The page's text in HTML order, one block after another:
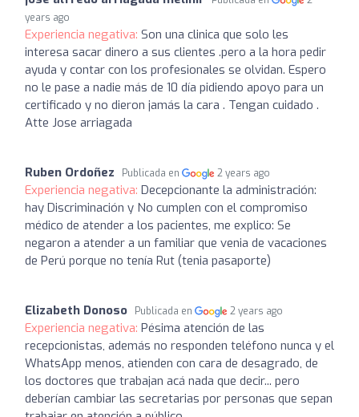
years ago
Experiencia negativa: Son una clinica que solo les
interesa sacar dinero a sus clientes .pero a la hora pedir
ayuda y contar con los profesionales se olvidan. Espero
no le pase a nadie más de 10 día pidiendo apoyo para un
certificado y no dieron jamás la cara . Tengan cuidado .
Atte Jose arriagada
Ruben Ordoñez Publicada en 2 years ago
Experiencia negativa: Decepcionante la administración:
hay Discriminación y No cumplen con el compromiso
médico de atender a los pacientes, me explico: Se
negaron a atender a un familiar que venia de vacaciones
de Perú porque no tenía Rut (tenia pasaporte)
Elizabeth Donoso Publicada en 2 years ago
Experiencia negativa: Pésima atención de las
recepcionistas, además no responden teléfono nunca y el
WhatsApp menos, atienden con cara de desagrado, de
los doctores que trabajan acá nada que decir... pero
deberían cambiar las secretarias por personas que sepan